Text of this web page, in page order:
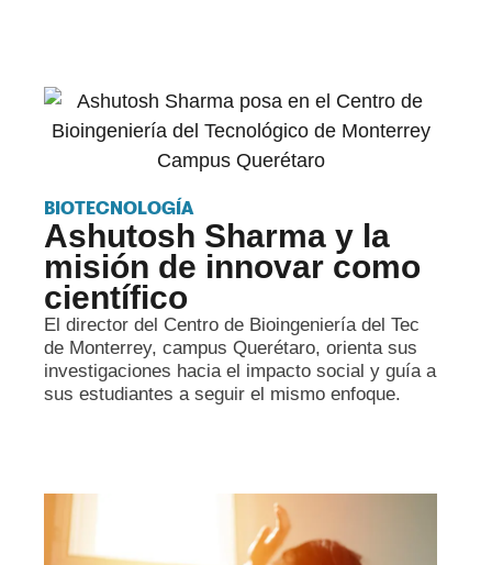
BIOTECNOLOGÍA
Ashutosh Sharma y la
misión de innovar como
científico
El director del Centro de Bioingeniería del Tec
de Monterrey, campus Querétaro, orienta sus
investigaciones hacia el impacto social y guía a
sus estudiantes a seguir el mismo enfoque.